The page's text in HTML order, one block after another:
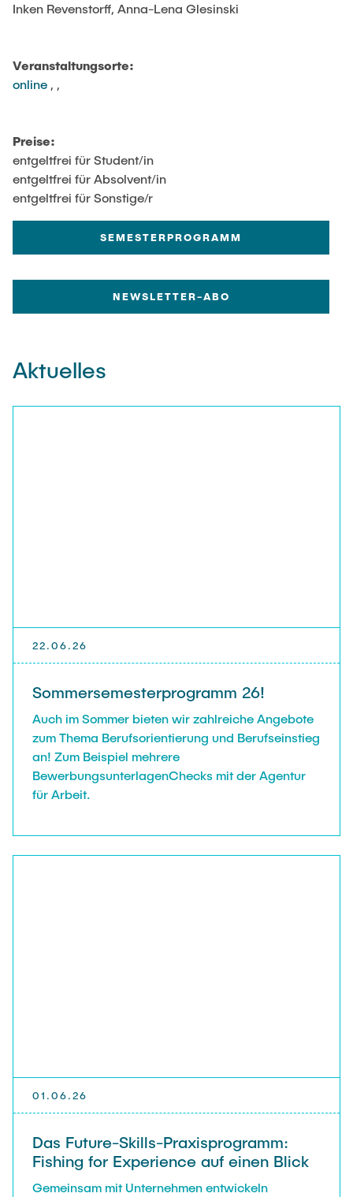
Lehre und Lernen
Hochschuldidaktik - ZLL
LearnING Center
WorkINGLab / Makerspace
Interdisziplinärer Workshop des FSP
Forschung und Institute
Institute im Überblick
Inken Revenstorff, Anna-Lena Glesinski
Veranstaltungsorte:
online , ,
Preise:
entgeltfrei für Student/in
entgeltfrei für Absolvent/in
entgeltfrei für Sonstige/r
SEMESTERPROGRAMM
NEWSLETTER-ABO
Aktuelles
22.06.26
Sommersemesterprogramm 26!
Auch im Sommer bieten wir zahlreiche Angebote
zum Thema Berufsorientierung und Berufseinstieg
an! Zum Beispiel mehrere
BewerbungsunterlagenChecks mit der Agentur
für Arbeit.
01.06.26
Das Future-Skills-Praxisprogramm:
Fishing for Experience auf einen Blick
Gemeinsam mit Unternehmen entwickeln